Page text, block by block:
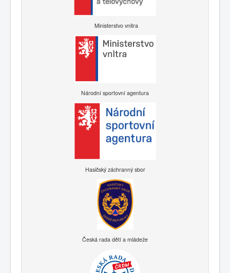
Ministerstvo vnitra
Národní sportovní agentura
Hasičský záchranný sbor
Česká rada dětí a mládeže